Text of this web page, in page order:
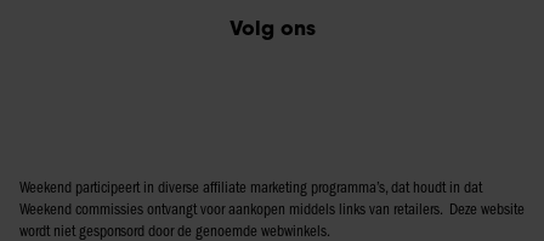
Volg ons
Weekend participeert in diverse affiliate marketing programma’s, dat houdt in dat
Weekend commissies ontvangt voor aankopen middels links van retailers. Deze website
wordt niet gesponsord door de genoemde webwinkels.